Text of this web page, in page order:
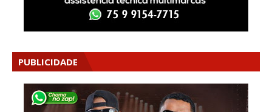
PUBLICIDADE